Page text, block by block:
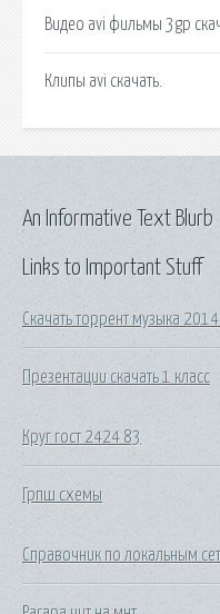
Видео avi фильмы 3gp
Клипы avi скачать.
Links to Important Stuff
Скачать торрент музыка
Презентации скачать 1 класс
Круг гост 2424 83
Грпш схемы
Справочник по локальным
An Informative Text Blurb